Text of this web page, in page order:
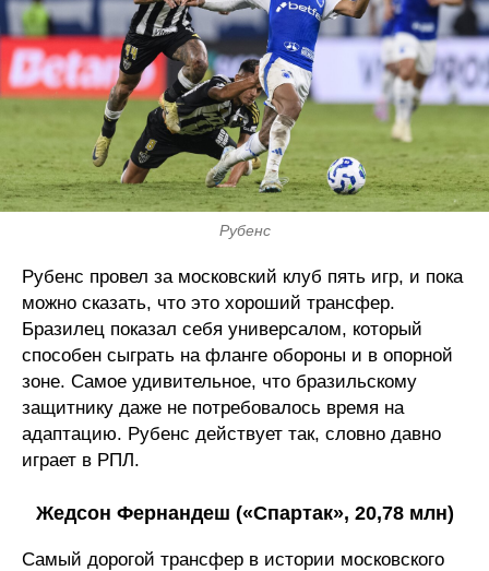
Рубенс
Рубенс провел за московский клуб пять игр, и пока
можно сказать, что это хороший трансфер.
Бразилец показал себя универсалом, который
способен сыграть на фланге обороны и в опорной
зоне. Самое удивительное, что бразильскому
защитнику даже не потребовалось время на
адаптацию. Рубенс действует так, словно давно
играет в РПЛ.
Жедсон Фернандеш («Спартак», 20,78 млн)
Самый дорогой трансфер в истории московского